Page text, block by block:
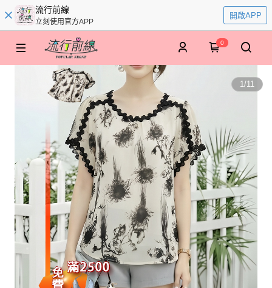
流行前線
立刻使用官方APP
開啟APP
0
1/11